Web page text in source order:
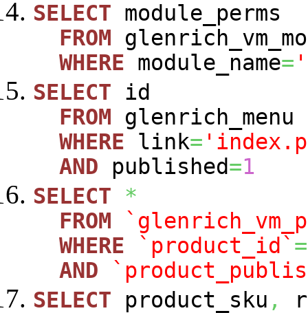
SELECT module_perms
FROM
WHERE module_name=
SELECT id
FROM glenrich_menu
WHERE link=
AND published=1
SELECT
*
FROM
WHERE
`product_id` =
AND
SELECT product_sku ,